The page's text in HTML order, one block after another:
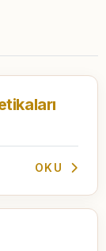
OKU